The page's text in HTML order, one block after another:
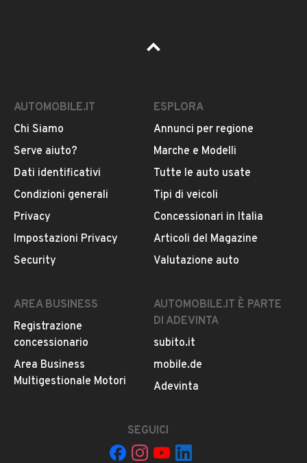
Pubblicità
DESCRIZIONE
++ SUPER PREZZO ++
Modello: CLA 220 SHOOTING BRAKE RESTYLING
POTENZA: 136cv
Motore: MERCEDES
GOMME: PIRELLI CINTURATO nuove
Anno: 2016
EURO 6 / 6A
Interni Sportivi PREMIUM
LEGGI TUTTO
INFORMAZIONI VEICOLO
AUTOMOBILE.IT
Chi Siamo
Serve aiuto?
Dati identificativi
Condizioni generali
Privacy
Impostazioni Privacy
Security
ESPLORA
Annunci per regione
Marche e Modelli
Tutte le auto usate
Tipi di veicoli
Concessionari in Italia
Articoli del Magazine
Valutazione auto
AREA BUSINESS
Registrazione
concessionario
Area Business
Multigestionale Motori
AUTOMOBILE.IT È PARTE
DI ADEVINTA
subito.it
mobile.de
Adevinta
SEGUICI